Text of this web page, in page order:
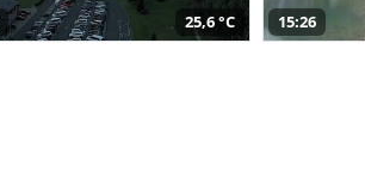
25,6 °C 15:26